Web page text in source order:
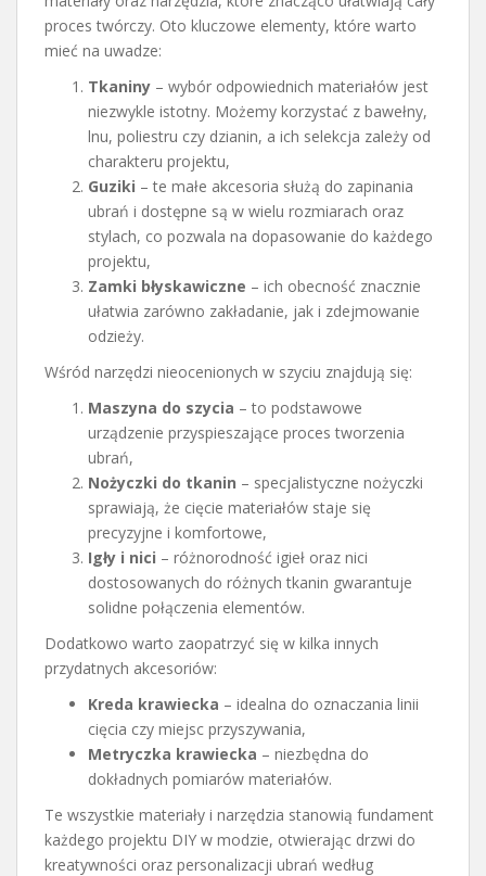
proces twórczy. Oto kluczowe elementy, które warto
mieć na uwadze:
Tkaniny – wybór odpowiednich materiałów jest
niezwykle istotny. Możemy korzystać z bawełny,
lnu, poliestru czy dzianin, a ich selekcja zależy od
charakteru projektu,
Guziki – te małe akcesoria służą do zapinania
ubrań i dostępne są w wielu rozmiarach oraz
stylach, co pozwala na dopasowanie do każdego
projektu,
Zamki błyskawiczne – ich obecność znacznie
ułatwia zarówno zakładanie, jak i zdejmowanie
odzieży.
Wśród narzędzi nieocenionych w szyciu znajdują się:
Maszyna do szycia – to podstawowe
urządzenie przyspieszające proces tworzenia
ubrań,
Nożyczki do tkanin – specjalistyczne nożyczki
sprawiają, że cięcie materiałów staje się
precyzyjne i komfortowe,
Igły i nici – różnorodność igieł oraz nici
dostosowanych do różnych tkanin gwarantuje
solidne połączenia elementów.
Dodatkowo warto zaopatrzyć się w kilka innych
przydatnych akcesoriów:
Kreda krawiecka – idealna do oznaczania linii
cięcia czy miejsc przyszywania,
Metryczka krawiecka – niezbędna do
dokładnych pomiarów materiałów.
Te wszystkie materiały i narzędzia stanowią fundament
każdego projektu DIY w modzie, otwierając drzwi do
kreatywności oraz personalizacji ubrań według